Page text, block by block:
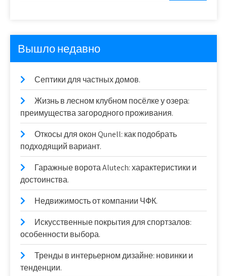
Вышло недавно
Септики для частных домов.
Жизнь в лесном клубном посёлке у озера:
преимущества загородного проживания.
Откосы для окон Qunell: как подобрать
подходящий вариант.
Гаражные ворота Alutech: характеристики и
достоинства.
Недвижимость от компании ЧФК.
Искусственные покрытия для спортзалов:
особенности выбора.
Тренды в интерьерном дизайне: новинки и
тенденции.